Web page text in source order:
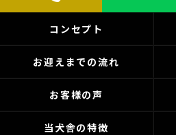
コンセプト
お迎えまでの流れ
お客様の声
当犬舎の特徴